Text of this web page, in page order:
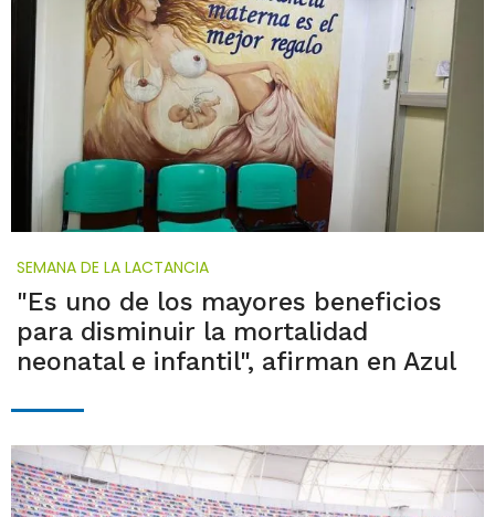
SEMANA DE LA LACTANCIA
"Es uno de los mayores beneficios
para disminuir la mortalidad
neonatal e infantil", afirman en Azul